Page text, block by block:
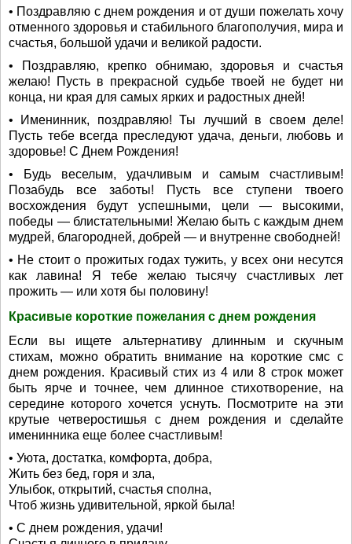
• Поздравляю с днем рождения и от души пожелать хочу
отменного здоровья и стабильного благополучия, мира и
счастья, большой удачи и великой радости.
• Поздравляю, крепко обнимаю, здоровья и счастья
желаю! Пусть в прекрасной судьбе твоей не будет ни
конца, ни края для самых ярких и радостных дней!
• Именинник, поздравляю! Ты лучший в своем деле!
Пусть тебе всегда преследуют удача, деньги, любовь и
здоровье! С Днем Рождения!
• Будь веселым, удачливым и самым счастливым!
Позабудь все заботы! Пусть все ступени твоего
восхождения будут успешными, цели — высокими,
победы — блистательными! Желаю быть с каждым днем
мудрей, благородней, добрей — и внутренне свободней!
• Не стоит о прожитых годах тужить, у всех они несутся
как лавина! Я тебе желаю тысячу счастливых лет
прожить — или хотя бы половину!
Красивые короткие пожелания с днем рождения
Если вы ищете альтернативу длинным и скучным
стихам, можно обратить внимание на короткие смс с
днем рождения. Красивый стих из 4 или 8 строк может
быть ярче и точнее, чем длинное стихотворение, на
середине которого хочется уснуть. Посмотрите на эти
крутые четверостишья с днем рождения и сделайте
именинника еще более счастливым!
• Уюта, достатка, комфорта, добра,
Жить без бед, горя и зла,
Улыбок, открытий, счастья сполна,
Чтоб жизнь удивительной, яркой была!
• С днем рождения, удачи!